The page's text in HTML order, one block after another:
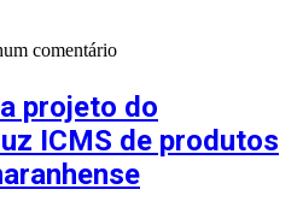
comentário
projeto do
ICMS de produtos